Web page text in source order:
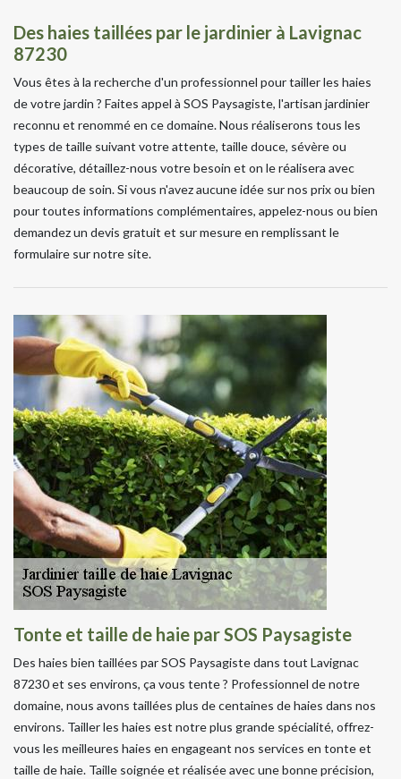
Des haies taillées par le jardinier à Lavignac
87230
Vous êtes à la recherche d'un professionnel pour tailler les haies
de votre jardin ? Faites appel à SOS Paysagiste, l'artisan jardinier
reconnu et renommé en ce domaine. Nous réaliserons tous les
types de taille suivant votre attente, taille douce, sévère ou
décorative, détaillez-nous votre besoin et on le réalisera avec
beaucoup de soin. Si vous n'avez aucune idée sur nos prix ou bien
pour toutes informations complémentaires, appelez-nous ou bien
demandez un devis gratuit et sur mesure en remplissant le
formulaire sur notre site.
Tonte et taille de haie par SOS Paysagiste
Des haies bien taillées par SOS Paysagiste dans tout Lavignac
87230 et ses environs, ça vous tente ? Professionnel de notre
domaine, nous avons taillées plus de centaines de haies dans nos
environs. Tailler les haies est notre plus grande spécialité, offrez-
vous les meilleures haies en engageant nos services en tonte et
taille de haie. Taille soignée et réalisée avec une bonne précision,